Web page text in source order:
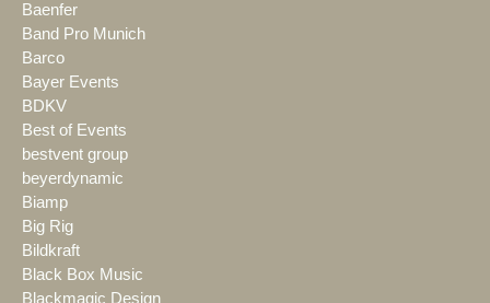
Baenfer
Band Pro Munich
Barco
Bayer Events
BDKV
Best of Events
bestvent group
beyerdynamic
Biamp
Big Rig
Bildkraft
Black Box Music
Blackmagic Design